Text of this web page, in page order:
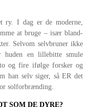
ry. I dag er de moderne,
at bruge – især bland-
Selvom selvbruner ikke
huden en lillebitte smule
og fire ifølge forsker og
han selv siger, så ER det
solforbrænding.
SOM DE DYRE?